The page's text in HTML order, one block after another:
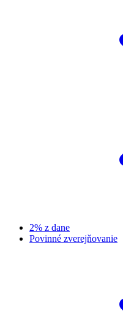
2% z dane
Povinné zverejňovanie